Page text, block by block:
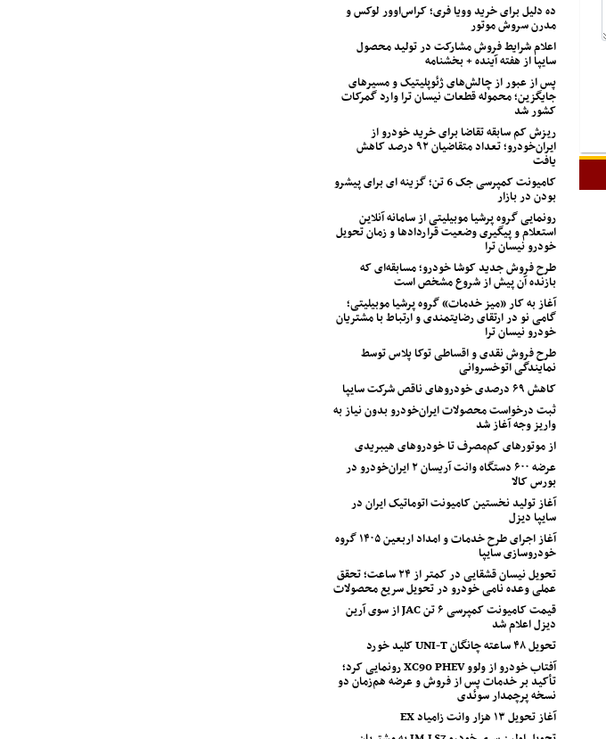
ده دلیل برای خرید وویا فری؛ کراس‌اوور لوکس و
مدرن سروش موتور
اعلام شرایط فروش مشارکت در تولید محصول
سایپا از هفته آینده + بخشنامه
پس از عبور از چالش‌های ژئوپلیتیک و مسیرهای
جایگزین؛ محموله قطعات نیسان ترا وارد گمرکات
کشور شد
ریزش کم‌ سابقه تقاضا برای خرید خودرو از
ایران‌خودرو؛ تعداد متقاضیان ۹۲ درصد کاهش
یافت
کامیونت کمپرسی جک 6 تن؛ گزینه ای برای پیشرو
بودن در بازار
رونمایی گروه پرشیا موبیلیتی از سامانه آنلاین
استعلام و پیگیری وضعیت قراردادها و زمان تحویل
خودرو نیسان ترا
طرح فروش جدید کوشا خودرو؛ مسابقه‌ای که
بازنده آن پیش از شروع مشخص است
آغاز به کار «میز خدمات» گروه پرشیا موبیلیتی؛
گامی نو در ارتقای رضایتمندی و ارتباط با مشتریان
خودرو نیسان ترا
طرح فروش نقدی و اقساطی توکا پلاس توسط
نمایندگی اتوخسروانی
کاهش ۶۹ درصدی خودروهای ناقص شرکت سایپا
ثبت درخواست محصولات ایران‌خودرو بدون نیاز به
واریز وجه آغاز شد
از موتورهای کم‌مصرف تا خودروهای هیبریدی
عرضه ۶۰۰ دستگاه وانت آریسان ۲ ایران‌خودرو در
بورس کالا
آغاز تولید نخستین کامیونت اتوماتیک ایران در
سایپا دیزل
آغاز اجرای طرح خدمات و امداد اربعین ۱۴۰۵ گروه
خودروسازی سایپا
تحویل نیسان قشقایی در کمتر از ۲۴ ساعت؛ تحقق
عملی وعده نامی خودرو در تحویل سریع محصولات
قیمت کامیونت کمپرسی ۶ تن JAC از سوی آرین
دیزل اعلام شد
تحویل ۴۸ ساعته چانگان UNI-T کلید خورد
آفتاب خودرو از ولوو XC90 PHEV رونمایی کرد؛
تأکید بر خدمات پس از فروش و عرضه هم‌زمان دو
نسخه پرچمدار سوئدی
آغاز تحویل ۱۳ هزار وانت زامیاد EX